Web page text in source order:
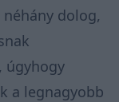
dolog,
úgyhogy
a legnagyobb